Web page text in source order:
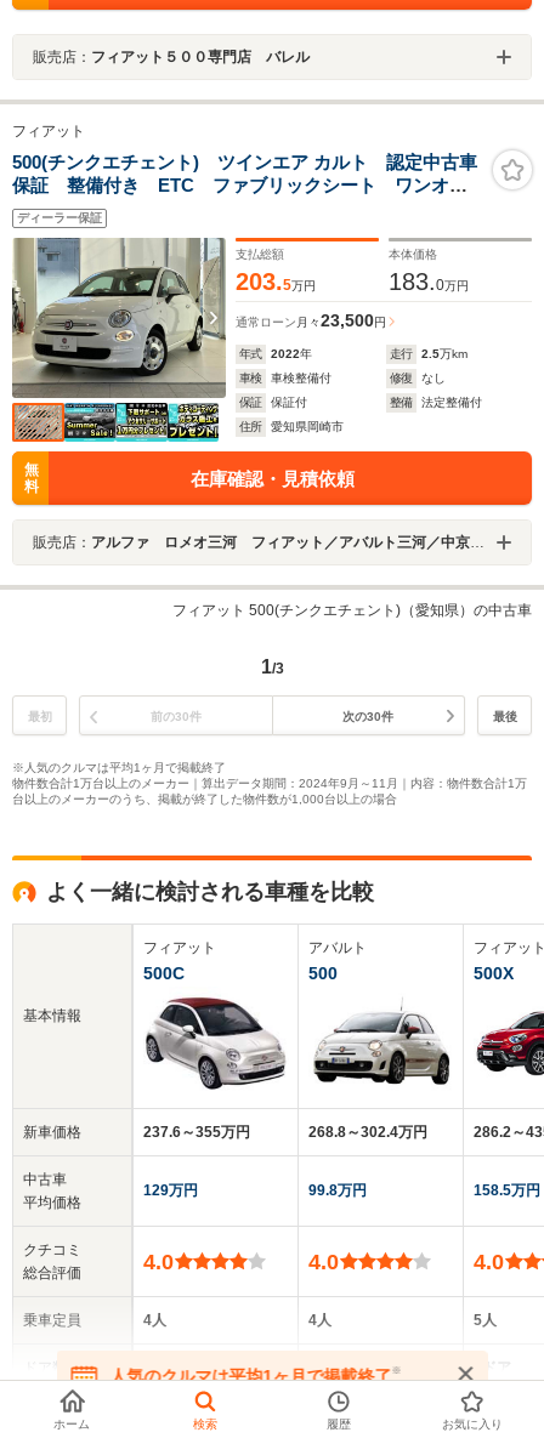
販売店： フィアット５００専門店 バレル
フィアット
500(チンクエチェント) ツインエア カルト 認定中古車
保証 整備付き ETC ファブリックシート ワンオー
ナー 禁煙車 Bluetooth
ディーラー保証
支払総額
203.5万円
本体価格
183.0万円
通常ローン 月々23,500円
年式 2022年 走行 2.5万km
車検
車検整備付 修復
なし
保証
保証付 整備
法定整備付
住所
愛知県岡崎市
無
料
在庫確認・見積依頼
販売店： アルファ ロメオ三河 フィアット／アバルト三河／中京クライスラー（株）
フィアット 500(チンクエチェント)（愛知県）の中古車
1/3
最初 前の30件 次の30件 最後
※人気のクルマは平均1ヶ月で掲載終了
物件数合計1万台以上のメーカー｜算出データ期間：2024年9月～11月｜内容：物件数合計1万
台以上のメーカーのうち、掲載が終了した物件数が1,000台以上の場合
よく一緒に検討される車種を比較
基本情報
新車価格
中古車
平均価格
クチコミ
総合評価
乗車定員
フィアット
500C
237.6～355万円
129万円
4.0
4人
2ドア
全高
アバルト
500
268.8～302.4万円
99.8万円
4.0
4人
3ドア
フィアッ
500X
286.2～
158.5万円
4.0
5人
5ドア
▼全てを表示する
人気のクルマは平均1ヶ月で掲載終了※
在庫が無くなる前にお問い合わせください
ホーム 検索 履歴 お気に入り